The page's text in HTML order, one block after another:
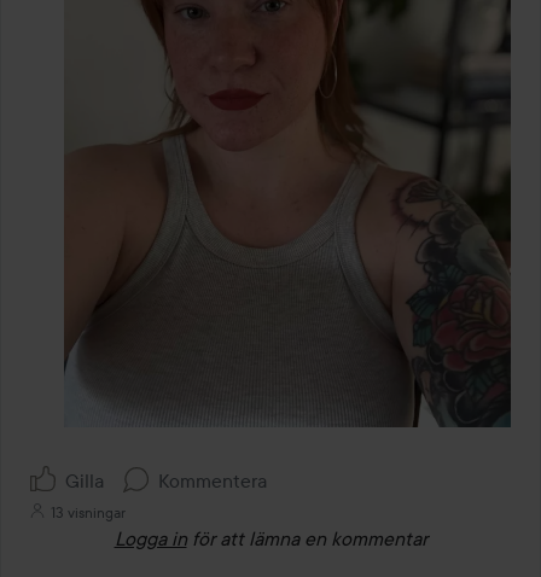
Gilla Kommentera
13 visningar
Logga in för att lämna en kommentar